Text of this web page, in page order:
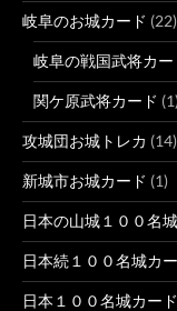
岐阜のお城カード (22)
岐阜の戦国武将カー
関ケ原武将カード
攻城団お城トレカ (14)
新城市お城カード (1)
日本の山城１００名
日本続１００名城カ
日本１００名城カード